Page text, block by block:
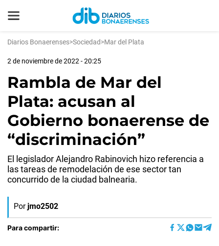
Diarios Bonaerenses>Sociedad>Mar del Plata
2 de noviembre de 2022 - 20:25
Rambla de Mar del
Plata: acusan al
Gobierno bonaerense de
“discriminación”
El legislador Alejandro Rabinovich hizo referencia a
las tareas de remodelación de ese sector tan
concurrido de la ciudad balnearia.
Por jmo2502
Para compartir: